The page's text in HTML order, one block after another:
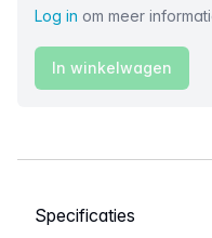
Log in om meer
In winkelwagen
Selecteer een tabblad